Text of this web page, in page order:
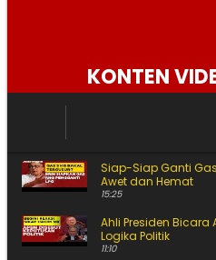
Kasus Video SPG,
KONTEN
Siap-Siap Ganti Gas
Awet dan Hemat
15:25
Ahli Presiden Bicara
Logika Politik
11:10